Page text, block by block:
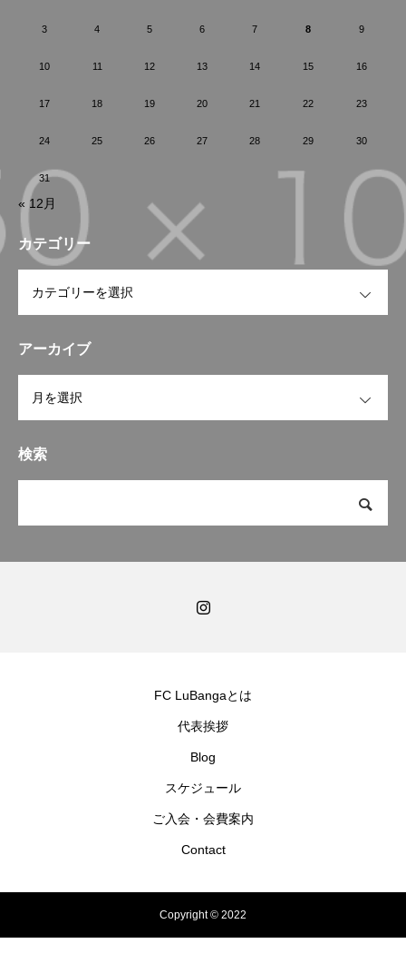
3 4 5 6 7 8 9
10 11 12 13 14 15 16
17 18 19 20 21 22 23
24 25 26 27 28 29 30
31
« 12月
カテゴリー
アーカイブ
検索
FC LuBangaとは
代表挨拶
Blog
スケジュール
ご入会・会費案内
Contact
Copyright © 2022